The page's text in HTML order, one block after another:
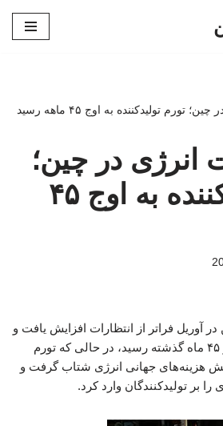
تولیدکننده به اوج ۴۵ ماهه رسید
در چین؛
تورم تولیدکننده به اوج ۴۵
آوریل فراتر از انتظارات افزایش یافت و
به بالاترین حد خود در ۴۵ ماه گذشته رسید، در حالی که تورم
هزینه‌های جهانی انرژی شتاب گرفت و
بر تولیدکنندگان وارد کرد.